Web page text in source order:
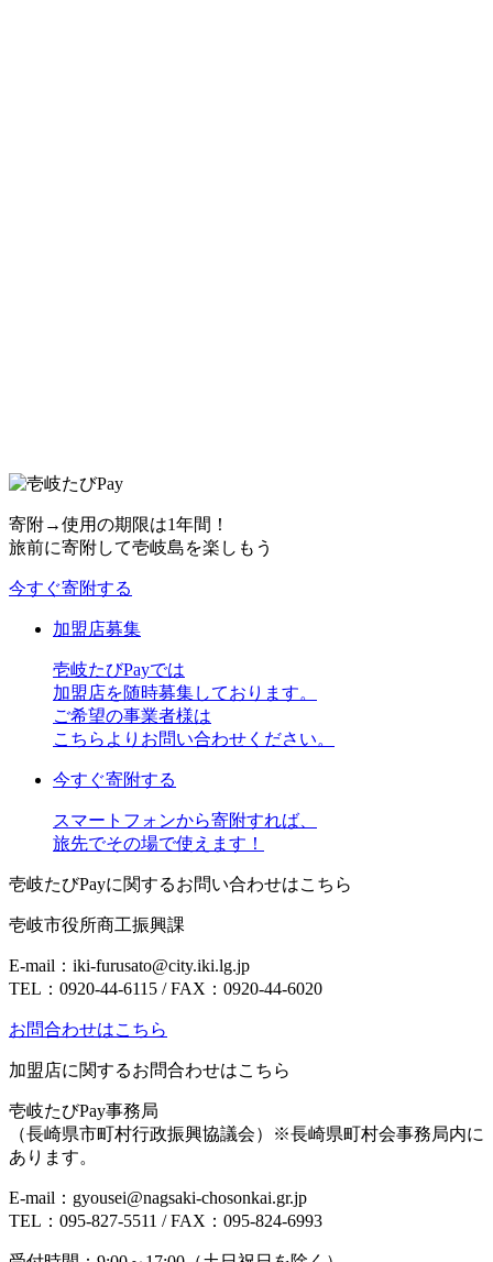
寄附→使用の期限は1年間！
旅前に寄附して壱岐島を楽しもう
今すぐ寄附する
加盟店募集
壱岐たびPayでは
加盟店を随時募集しております。
ご希望の事業者様は
こちらよりお問い合わせください。
今すぐ寄附する
スマートフォンから寄附すれば、
旅先でその場で使えます！
壱岐たびPayに関するお問い合わせはこちら
壱岐市役所商工振興課
E-mail：iki-furusato@city.iki.lg.jp
TEL：0920-44-6115 / FAX：0920-44-6020
お問合わせはこちら
加盟店に関するお問合わせはこちら
壱岐たびPay事務局
（長崎県市町村行政振興協議会）
※長崎県町村会事務局内に
あります。
E-mail：gyousei@nagsaki-chosonkai.gr.jp
TEL：095-827-5511 / FAX：095-824-6993